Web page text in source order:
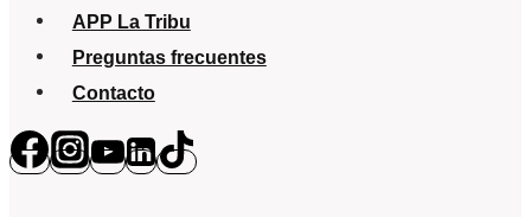
APP La Tribu
Preguntas frecuentes
Contacto